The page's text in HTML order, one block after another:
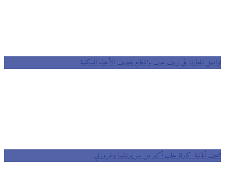
المعارك في ريف حلب والنظام يقصف الأحياء السكنية
ألمانية: كارثة حلب أكبر من سريبرنيتسا وغروزني